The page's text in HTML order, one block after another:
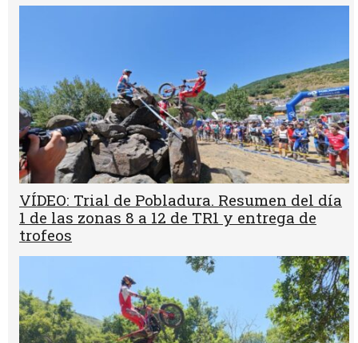
VÍDEO: Trial de Pobladura. Resumen del día
1 de las zonas 8 a 12 de TR1 y entrega de
trofeos